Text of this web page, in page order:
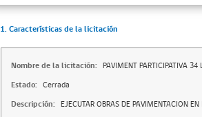
1. Características de la licitación
Nombre de la licitación: PAVIMENT PARTICIPATIVA
Estado: Cerrada
Descripción: EJECUTAR OBRAS DE PAVIMENTACION